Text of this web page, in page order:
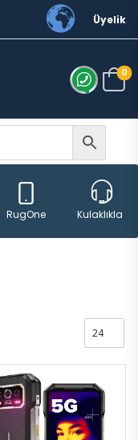
Üyelik
0
RugOne Kulaklıklar